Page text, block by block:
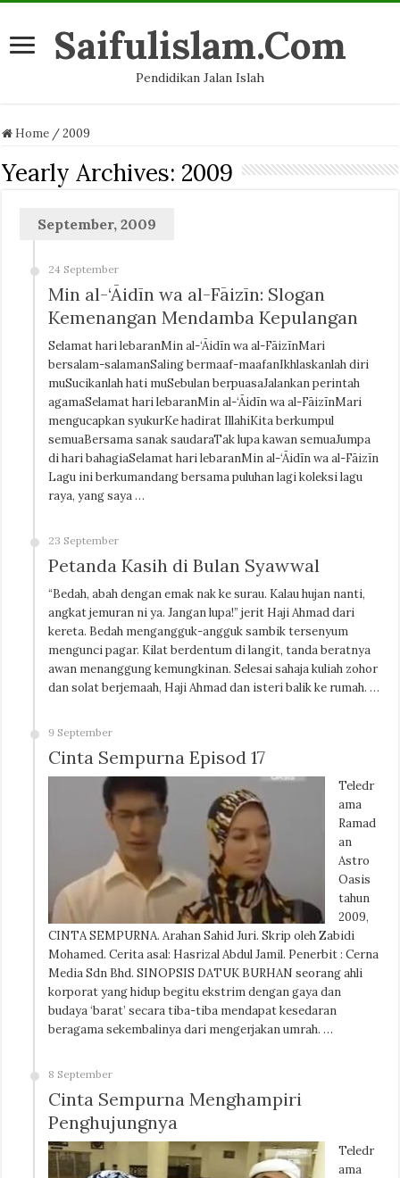
Saifulislam.Com
Pendidikan Jalan Islah
Home /2009
Yearly Archives: 2009
September, 2009
24 September
Min al-‘Āidīn wa al-Fāizīn: Slogan
Kemenangan Mendamba Kepulangan
Selamat hari lebaranMin al-‘Āidīn wa al-FāizīnMari
bersalam-salamanSaling bermaaf-maafanIkhlaskanlah diri
muSucikanlah hati muSebulan berpuasaJalankan perintah
agamaSelamat hari lebaranMin al-‘Āidīn wa al-FāizīnMari
mengucapkan syukurKe hadirat IllahiKita berkumpul
semuaBersama sanak saudaraTak lupa kawan semuaJumpa
di hari bahagiaSelamat hari lebaranMin al-‘Āidīn wa al-Fāizīn
Lagu ini berkumandang bersama puluhan lagi koleksi lagu
raya, yang saya …
23 September
Petanda Kasih di Bulan Syawwal
“Bedah, abah dengan emak nak ke surau. Kalau hujan nanti,
angkat jemuran ni ya. Jangan lupa!” jerit Haji Ahmad dari
kereta. Bedah mengangguk-angguk sambik tersenyum
mengunci pagar. Kilat berdentum di langit, tanda beratnya
awan menanggung kemungkinan. Selesai sahaja kuliah zohor
dan solat berjemaah, Haji Ahmad dan isteri balik ke rumah. …
9 September
Cinta Sempurna Episod 17
Teledr
ama
Ramad
an
Astro
Oasis
tahun
2009,
CINTA SEMPURNA. Arahan Sahid Juri. Skrip oleh Zabidi
Mohamed. Cerita asal: Hasrizal Abdul Jamil. Penerbit : Cerna
Media Sdn Bhd. SINOPSIS DATUK BURHAN seorang ahli
korporat yang hidup begitu ekstrim dengan gaya dan
budaya ‘barat’ secara tiba-tiba mendapat kesedaran
beragama sekembalinya dari mengerjakan umrah. …
8 September
Cinta Sempurna Menghampiri
Penghujungnya
Teledr
ama